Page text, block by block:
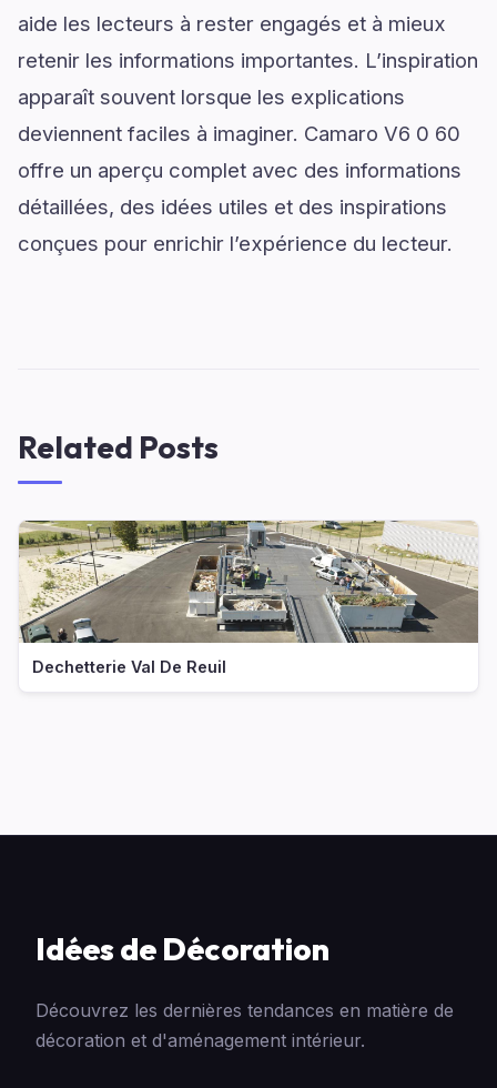
aide les lecteurs à rester engagés et à mieux
retenir les informations importantes. L’inspiration
apparaît souvent lorsque les explications
deviennent faciles à imaginer. Camaro V6 0 60
offre un aperçu complet avec des informations
détaillées, des idées utiles et des inspirations
conçues pour enrichir l’expérience du lecteur.
Related Posts
Dechetterie Val De Reuil
Idées de Décoration
Découvrez les dernières tendances en matière de
décoration et d'aménagement intérieur.